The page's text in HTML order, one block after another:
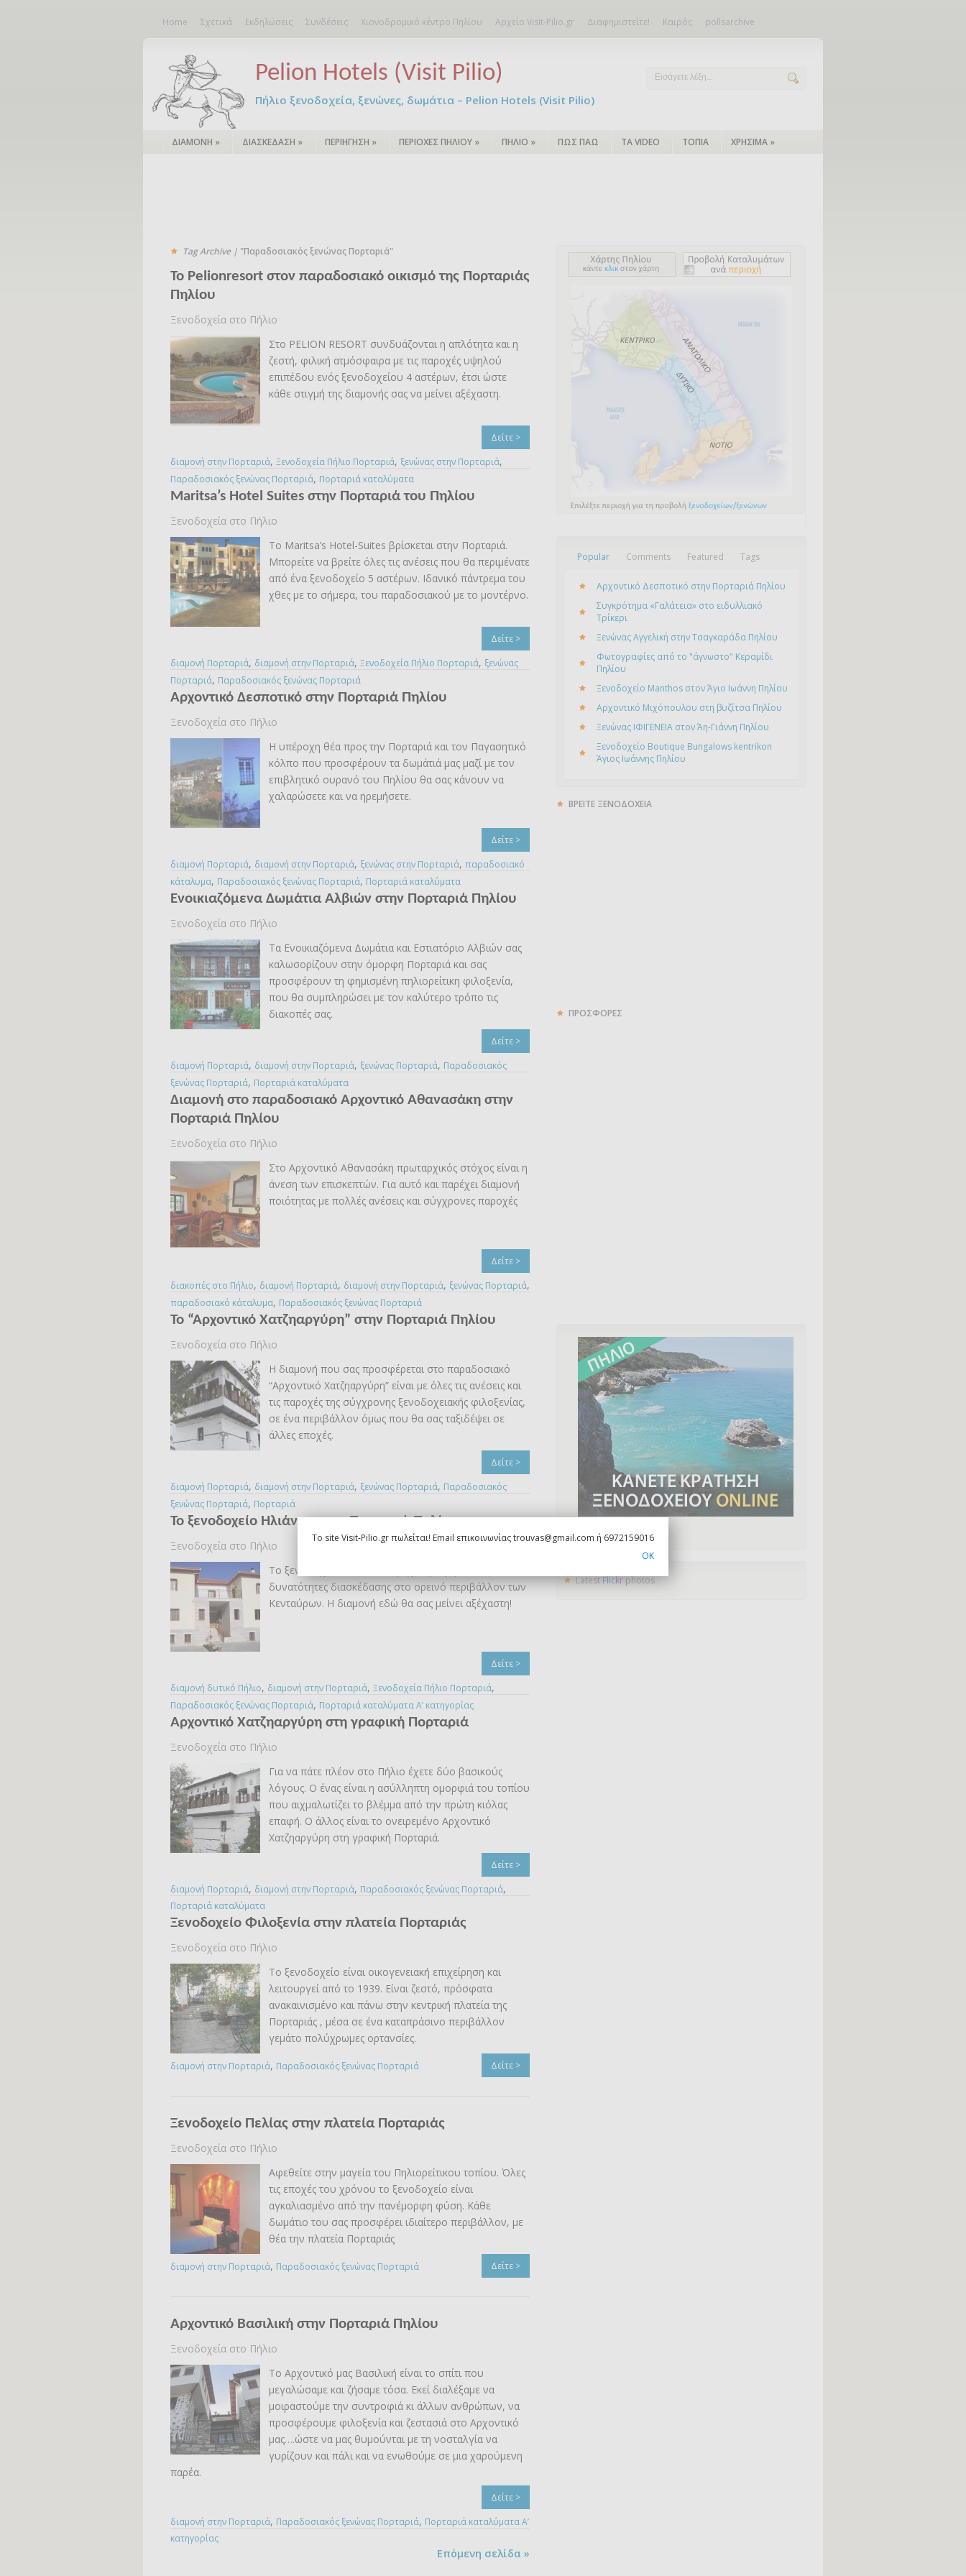
Home Σχετικά Εκδηλώσεις Συνδέσεις Χιονοδρομικό κέντρο Πηλίου Αρχείο Visit-Pilio.gr Διαφημιστείτε! Καιρός pollsarchive
Pelion Hotels (Visit Pilio)
Πήλιο ξενοδοχεία, ξενώνες, δωμάτια – Pelion Hotels (Visit Pilio)
ΔΙΑΜΟΝΗ » ΔΙΑΣΚΕΔΑΣΗ » ΠΕΡΙΗΓΗΣΗ » ΠΕΡΙΟΧΕΣ ΠΗΛΙΟΥ » ΠΗΛΙΟ » ΠΩΣ ΠΑΩ ΤΑ VIDEO ΤΟΠΙΑ ΧΡΗΣΙΜΑ »
Tag Archive | "Παραδοσιακός ξενώνας Πορταριά"
Το Pelionresort στον παραδοσιακό οικισμό της Πορταριάς
Πηλίου
Ξενοδοχεία στο Πήλιο
Στο PELION RESORT συνδυάζονται η απλότητα και η
ζεστή, φιλική ατμόσφαιρα με τις παροχές υψηλού
επιπέδου ενός ξενοδοχείου 4 αστέρων, έτσι ώστε
κάθε στιγμή της διαμονής σας να μείνει αξέχαστη.
Δείτε >
διαμονή στην Πορταριά, Ξενοδοχεία Πήλιο Πορταριά, ξενώνας στην Πορταριά,
Παραδοσιακός ξενώνας Πορταριά, Πορταριά καταλύματα
Maritsa’s Hotel Suites στην Πορταριά του Πηλίου
Ξενοδοχεία στο Πήλιο
Το Maritsa’s Hotel-Suites βρίσκεται στην Πορταριά.
Μπορείτε να βρείτε όλες τις ανέσεις που θα περιμένατε
από ένα ξενοδοχείο 5 αστέρων. Ιδανικό πάντρεμα του
χθες με το σήμερα, του παραδοσιακού με το μοντέρνο.
Δείτε >
διαμονή Πορταριά, διαμονή στην Πορταριά, Ξενοδοχεία Πήλιο Πορταριά, ξενώνας
Πορταριά, Παραδοσιακός ξενώνας Πορταριά
Αρχοντικό Δεσποτικό στην Πορταριά Πηλίου
Ξενοδοχεία στο Πήλιο
Η υπέροχη θέα προς την Πορταριά και τον Παγασητικό
κόλπο που προσφέρουν τα δωμάτιά μας μαζί με τον
επιβλητικό ουρανό του Πηλίου θα σας κάνουν να
χαλαρώσετε και να ηρεμήσετε.
Δείτε >
διαμονή Πορταριά, διαμονή στην Πορταριά, ξενώνας στην Πορταριά, παραδοσιακό
κάταλυμα, Παραδοσιακός ξενώνας Πορταριά, Πορταριά καταλύματα
Ενοικιαζόμενα Δωμάτια Αλβιών στην Πορταριά Πηλίου
Ξενοδοχεία στο Πήλιο
Τα Ενοικιαζόμενα Δωμάτια και Εστιατόριο Αλβιών σας
καλωσορίζουν στην όμορφη Πορταριά και σας
προσφέρουν τη φημισμένη πηλιορείτικη φιλοξενία,
που θα συμπληρώσει με τον καλύτερο τρόπο τις
διακοπές σας.
Δείτε >
διαμονή Πορταριά, διαμονή στην Πορταριά, ξενώνας Πορταριά, Παραδοσιακός
ξενώνας Πορταριά, Πορταριά καταλύματα
Διαμονή στο παραδοσιακό Αρχοντικό Αθανασάκη στην
Πορταριά Πηλίου
Ξενοδοχεία στο Πήλιο
Στο Αρχοντικό Αθανασάκη πρωταρχικός στόχος είναι η
άνεση των επισκεπτών. Για αυτό και παρέχει διαμονή
ποιότητας με πολλές ανέσεις και σύγχρονες παροχές
Δείτε >
διακοπές στο Πήλιο, διαμονή Πορταριά, διαμονή στην Πορταριά, ξενώνας Πορταριά,
παραδοσιακό κάταλυμα, Παραδοσιακός ξενώνας Πορταριά
Το “Αρχοντικό Χατζηαργύρη” στην Πορταριά Πηλίου
Ξενοδοχεία στο Πήλιο
Η διαμονή που σας προσφέρεται στο παραδοσιακό
“Αρχοντικό Χατζηαργύρη” είναι με όλες τις ανέσεις και
τις παροχές της σύγχρονης ξενοδοχειακής φιλοξενίας,
σε ένα περιβάλλον όμως που θα σας ταξιδέψει σε
άλλες εποχές.
Δείτε >
διαμονή Πορταριά, διαμονή στην Πορταριά, ξενώνας Πορταριά, Παραδοσιακός
ξενώνας Πορταριά, Πορταριά
Το ξενοδοχείο Ηλιάννα στην Πορταριά Πηλίου
Ξενοδοχεία στο Πήλιο
Το ξενοδοχείο Ηλιάννα παρέχει αμέτρητες
δυνατότητες διασκέδασης στο ορεινό περιβάλλον των
Κενταύρων. H διαμονή εδώ θα σας μείνει αξέχαστη!
Δείτε >
διαμονή δυτικό Πήλιο, διαμονή στην Πορταριά, Ξενοδοχεία Πήλιο Πορταριά,
Παραδοσιακός ξενώνας Πορταριά, Πορταριά καταλύματα Α’ κατηγορίας
Αρχοντικό Χατζηαργύρη στη γραφική Πορταριά
Ξενοδοχεία στο Πήλιο
Για να πάτε πλέον στο Πήλιο έχετε δύο βασικούς
λόγους. Ο ένας είναι η ασύλληπτη ομορφιά του τοπίου
που αιχμαλωτίζει το βλέμμα από την πρώτη κιόλας
επαφή. Ο άλλος είναι το ονειρεμένο Αρχοντικό
Χατζηαργύρη στη γραφική Πορταριά.
Δείτε >
διαμονή Πορταριά, διαμονή στην Πορταριά, Παραδοσιακός ξενώνας Πορταριά,
Πορταριά καταλύματα
Ξενοδοχείο Φιλοξενία στην πλατεία Πορταριάς
Ξενοδοχεία στο Πήλιο
Το ξενοδοχείο είναι οικογενειακή επιχείρηση και
λειτουργεί από το 1939. Είναι ζεστό, πρόσφατα
ανακαινισμένο και πάνω στην κεντρική πλατεία της
Πορταριάς , μέσα σε ένα καταπράσινο περιβάλλον
γεμάτο πολύχρωμες ορτανσίες.
Δείτε >
διαμονή στην Πορταριά, Παραδοσιακός ξενώνας Πορταριά
Ξενοδοχείο Πελίας στην πλατεία Πορταριάς
Ξενοδοχεία στο Πήλιο
Αφεθείτε στην μαγεία του Πηλιορείτικου τοπίου. Όλες
τις εποχές του χρόνου το ξενοδοχείο είναι
αγκαλιασμένο από την πανέμορφη φύση. Κάθε
δωμάτιο του σας προσφέρει ιδιαίτερο περιβάλλον, με
θέα την πλατεία Πορταριάς
Δείτε >
διαμονή στην Πορταριά, Παραδοσιακός ξενώνας Πορταριά
Αρχοντικό Βασιλική στην Πορταριά Πηλίου
Ξενοδοχεία στο Πήλιο
Το Αρχοντικό μας Βασιλική είναι το σπίτι που
μεγαλώσαμε και ζήσαμε τόσα. Εκεί διαλέξαμε να
μοιραστούμε την συντροφιά κι άλλων ανθρώπων, να
προσφέρουμε φιλοξενία και ζεστασιά στο Αρχοντικό
μας….ώστε να μας θυμούνται με τη νοσταλγία να
γυρίζουν και πάλι και να ενωθούμε σε μια χαρούμενη
παρέα.
Δείτε >
διαμονή στην Πορταριά, Παραδοσιακός ξενώνας Πορταριά, Πορταριά καταλύματα Α’
κατηγορίας
Επόμενη σελίδα »
Popular Comments Featured Tags
Αρχοντικό Δεσποτικό στην Πορταριά Πηλίου
Συγκρότημα «Γαλάτεια» στο ειδυλλιακό
Τρίκερι
Ξενώνας Αγγελική στην Τσαγκαράδα Πηλίου
Φωτογραφίες από το "άγνωστο" Κεραμίδι
Πηλίου
Ξενοδοχείο Manthos στον Άγιο Ιωάννη Πηλίου
Αρχοντικό Μιχόπουλου στη βυζίτσα Πηλίου
Ξενώνας ΙΦΙΓΕΝΕΙΑ στον Άη-Γιάννη Πηλίου
Ξενοδοχείο Boutique Bungalows kentrikon
Άγιος Ιωάννης Πηλίου
ΒΡΕΙΤΕ ΞΕΝΟΔΟΧΕΙΑ
ΠΡΟΣΦΟΡΕΣ
Διαφημιστείτε εδώ...
LatestFlickrphotos
To site Visit-Pilio.gr πωλείται! Email επικοινωνίας trouvas@gmail.com ή 6972159016
OK